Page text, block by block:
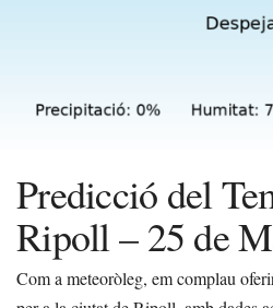
Predicció del
Ripoll – 25 de
Com a meteoròleg, em complau